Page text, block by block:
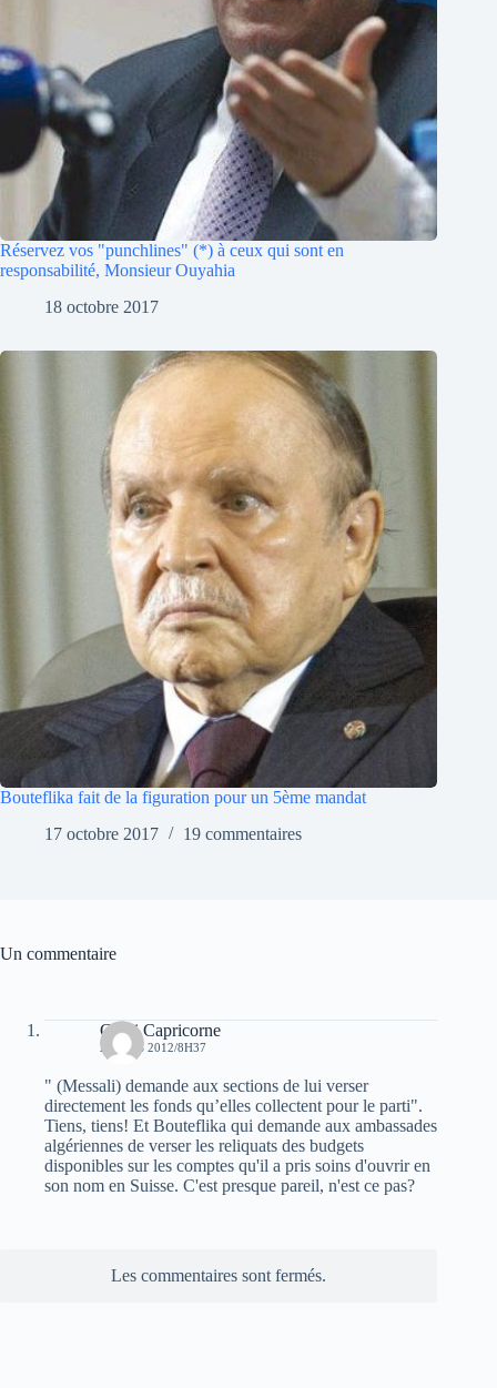
Réservez vos "punchlines" (*) à ceux qui sont en
responsabilité, Monsieur Ouyahia
18 octobre 2017
Bouteflika fait de la figuration pour un 5ème mandat
17 octobre 2017
19 commentaires
Un commentaire
Capri Capricorne
2 MARS 2012/8H37
" (Messali) demande aux sections de lui verser
directement les fonds qu’elles collectent pour le parti".
Tiens, tiens! Et Bouteflika qui demande aux ambassades
algériennes de verser les reliquats des budgets
disponibles sur les comptes qu'il a pris soins d'ouvrir en
son nom en Suisse. C'est presque pareil, n'est ce pas?
Les commentaires sont fermés.